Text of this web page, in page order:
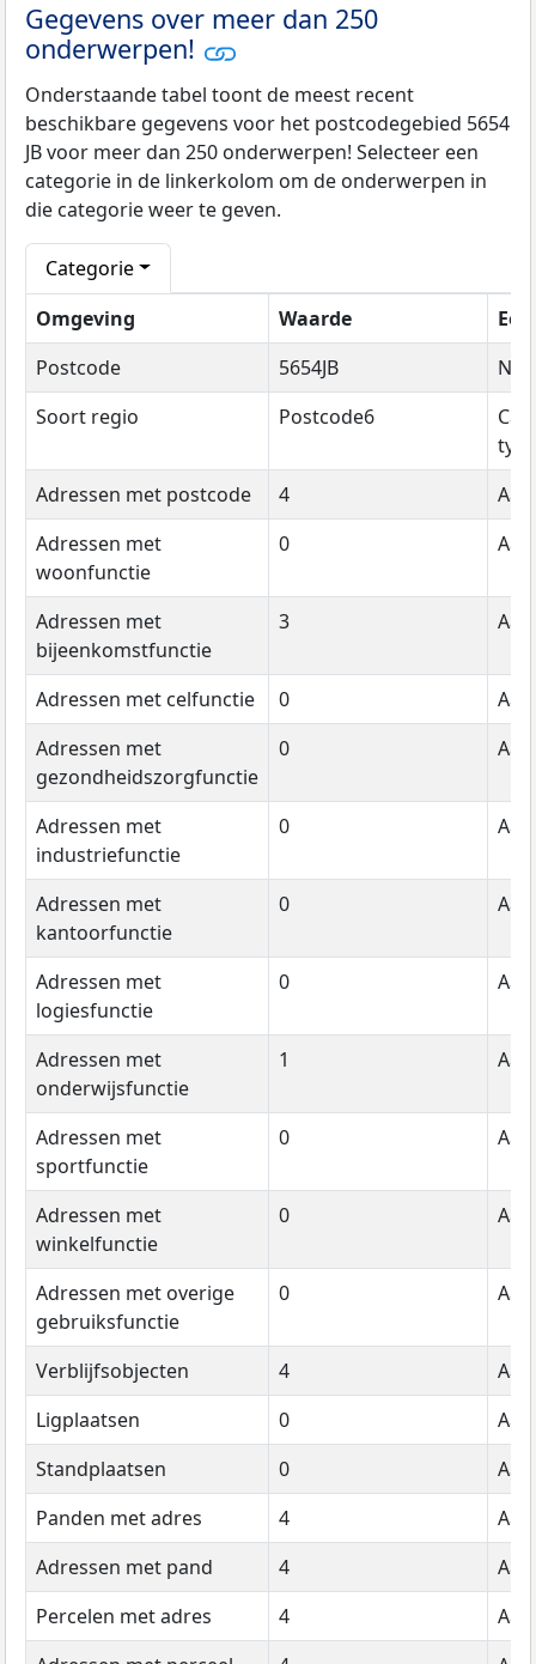
Gegevens over meer dan 250
onderwerpen!
Onderstaande tabel toont de meest recent
beschikbare gegevens voor het postcodegebied 5654
JB voor meer dan 250 onderwerpen! Selecteer een
categorie in de linkerkolom om de onderwerpen in
die categorie weer te geven.
Categorie
Omgeving
Waarde
Postcode
5654JB
Soort regio
Postcode6
type
Adressen met postcode
4
Adressen met
woonfunctie
0
Adressen met
bijeenkomstfunctie
3
Adressen met celfunctie 0
Adressen met
gezondheidszorgfunctie
0
Adressen met
industriefunctie
0
Adressen met
kantoorfunctie
0
Adressen met
logiesfunctie
0
Adressen met
onderwijsfunctie
1
Adressen met
sportfunctie
0
Adressen met
winkelfunctie
0
Adressen met overige
gebruiksfunctie
0
Verblijfsobjecten 4
Ligplaatsen
0
Standplaatsen
0
Panden met adres
4
Adressen met pand
4
Percelen met adres
4